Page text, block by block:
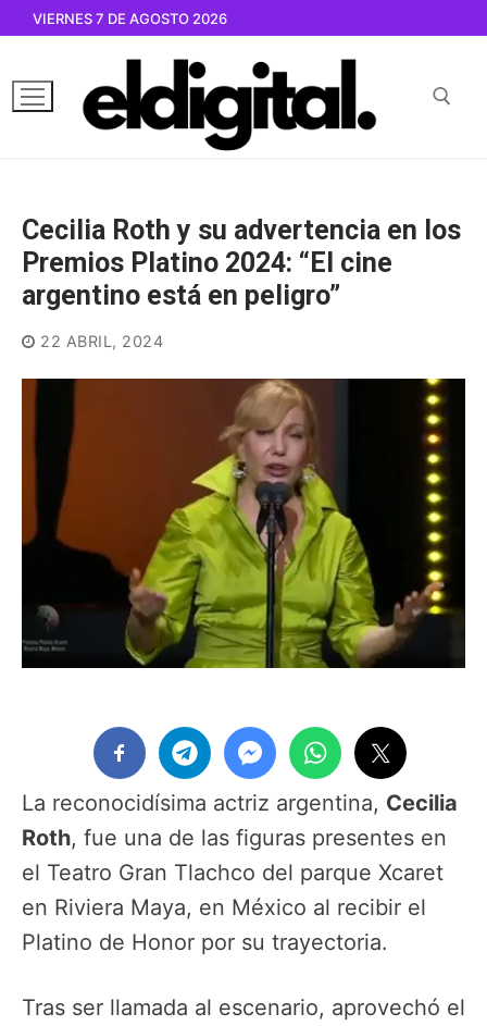
contenido
VIERNES 7 DE AGOSTO 2026
Cecilia Roth y su advertencia en los
Premios Platino 2024: “El cine
argentino está en peligro”
22 ABRIL, 2024
La reconocidísima actriz argentina, Cecilia
Roth, fue una de las figuras presentes en
el Teatro Gran Tlachco del parque Xcaret
en Riviera Maya, en México al recibir el
Platino de Honor por su trayectoria.
Tras ser llamada al escenario, aprovechó el